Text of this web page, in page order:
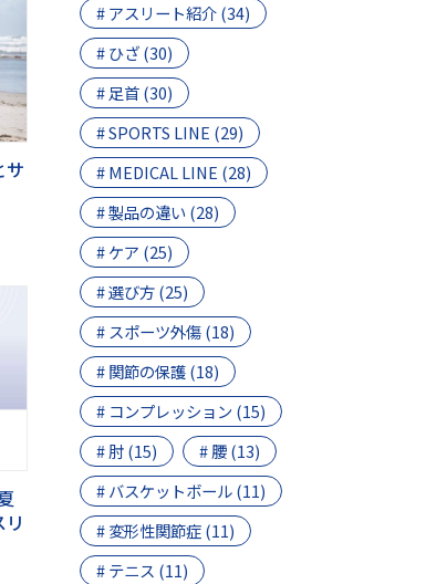
サ
# アスリート紹介 (34)
# ひざ (30)
# 足首 (30)
# SPORTS LINE (29)
# MEDICAL LINE (28)
# 製品の違い (28)
# ケア (25)
# 選び方 (25)
# スポーツ外傷 (18)
# 関節の保護 (18)
# コンプレッション (15)
# 肘 (15)
# 腰 (13)
# バスケットボール (11)
# 変形性関節症 (11)
# テニス (11)